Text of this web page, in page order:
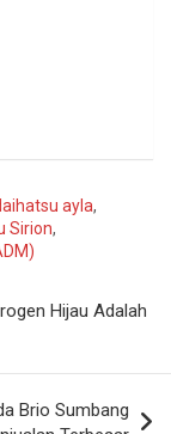
ayla,
Sirion,
Hijau Adalah
Brio Sumbang